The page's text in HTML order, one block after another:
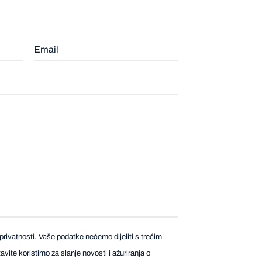
Vaše podatke nećemo dijeliti s trećim
koristimo za slanje novosti i ažuriranja o